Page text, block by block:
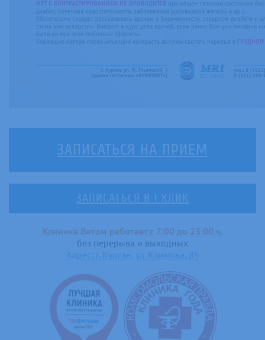
ЗАПИСАТЬСЯ НА ПРИЕМ
ЗАПИСАТЬСЯ В 1 КЛИК
Клиника Витом работает с 7:00 до 23:00 ч.
без перерыва и выходных
Адрес: г. Курган, ул. Климова, 85